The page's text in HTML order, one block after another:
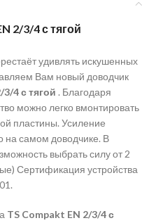
2/3/4 с тягой
удивлять искушенных
Вам новый доводчик
4 с тягой . Благодаря
можно легко вмонтировать
пластины. Усиление
на самом доводчике. В
выбрать силу от 2
Сертификация устройства
TS Compakt EN 2/3/4 с